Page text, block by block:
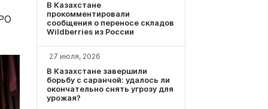
В Казахстане
прокомментировали
сообщения о переносе складов
Wildberries из России
27 июля, 2026
В Казахстане завершили
борьбу с саранчой: удалось ли
окончательно снять угрозу для
урожая?